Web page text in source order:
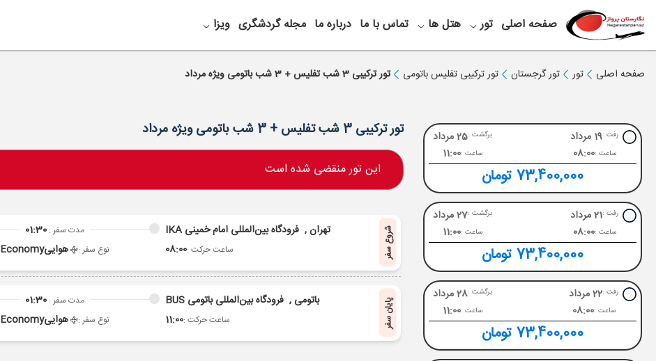
صفحه اصلی تور هتل ها تماس با ما درباره ما مجله گردشگری ویزا
صفحه اصلی تور تور گرجستان تور ترکیبی تفلیس باتومی تور ترکیبی 3 شب تفلیس + 3 شب باتومی ویژه مرداد
رفت :19 مرداد
ساعت :08:00
برگشت :25 مرداد
ساعت :11:00
73,400,000 تومان
رفت :21 مرداد
ساعت :08:00
برگشت :27 مرداد
ساعت :11:00
73,400,000 تومان
رفت :22 مرداد
ساعت :08:00
برگشت :28 مرداد
ساعت :11:00
73,400,000 تومان
تور ترکیبی 3 شب تفلیس + 3 شب باتومی ویژه مرداد
این تور منقضی شده است
شروع سفر تهران , فرودگاه بین‌المللی امام خمینی IKA
ساعت حرکت :08:00
مدت سفر : 01:30
نوع سفر : هواییEconomy
پایان سفر باتومی , فرودگاه بین‌المللی باتومی BUS
ساعت حرکت :11:00
مدت سفر : 01:30
نوع سفر : هواییEconomy